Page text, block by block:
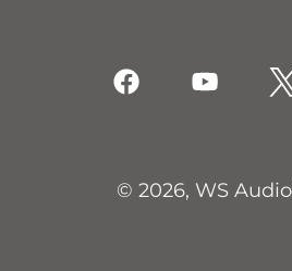
© 2026, WS